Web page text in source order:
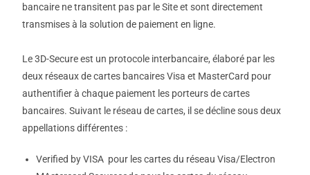
bancaire ne transitent pas par le Site et sont directement
transmises à la solution de paiement en ligne.
Le 3D-Secure est un protocole interbancaire, élaboré par les
deux réseaux de cartes bancaires Visa et MasterCard pour
authentifier à chaque paiement les porteurs de cartes
bancaires. Suivant le réseau de cartes, il se décline sous deux
appellations différentes :
Verified by VISA pour les cartes du réseau Visa/Electron